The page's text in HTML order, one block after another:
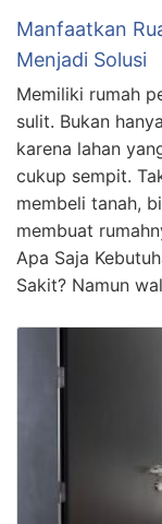
Manfaatkan
Menjadi Solusi
Memiliki rumah
sulit. Bukan
karena lahan
cukup sempit.
membeli tanah,
membuat
Apa Saja
Sakit? Namun